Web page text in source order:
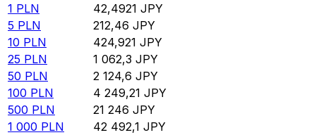
1 PLN 42,4921 JPY
5 PLN 212,46 JPY
10 PLN 424,921 JPY
25 PLN 1 062,3 JPY
50 PLN 2 124,6 JPY
100 PLN 4 249,21 JPY
500 PLN 21 246 JPY
1 000 PLN 42 492,1 JPY